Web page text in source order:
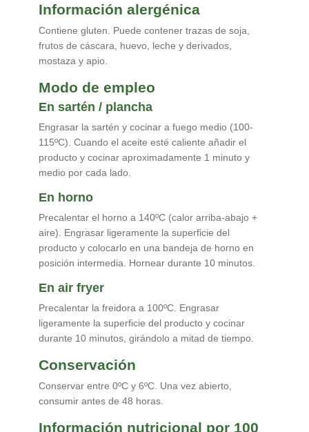
Información alergénica
Contiene gluten. Puede contener trazas de soja,
frutos de cáscara, huevo, leche y derivados,
mostaza y apio.
Modo de empleo
En sartén / plancha
Engrasar la sartén y cocinar a fuego medio (100-
115ºC). Cuando el aceite esté caliente añadir el
producto y cocinar aproximadamente 1 minuto y
medio por cada lado.
En horno
Precalentar el horno a 140ºC (calor arriba-abajo +
aire). Engrasar ligeramente la superficie del
producto y colocarlo en una bandeja de horno en
posición intermedia. Hornear durante 10 minutos.
En air fryer
Precalentar la freidora a 100ºC. Engrasar
ligeramente la superficie del producto y cocinar
durante 10 minutos, girándolo a mitad de tiempo.
Conservación
Conservar entre 0ºC y 6ºC. Una vez abierto,
consumir antes de 48 horas.
Información nutricional por 100